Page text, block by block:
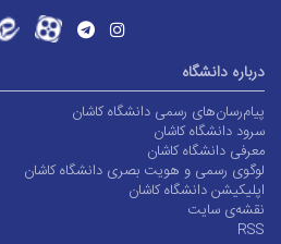
درباره دانشگاه
پیام‌رسان‌های رسمی دانشگاه کاشان
سرود دانشگاه کاشان
معرفی دانشگاه کاشان
لوگوی رسمی و هویت بصری دانشگاه کاشان
اپلیکیشن دانشگاه کاشان
نقشه‌ی سایت
RSS